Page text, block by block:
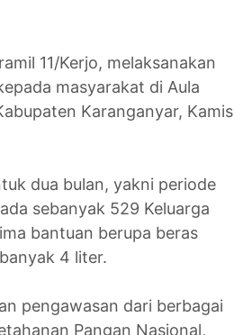
11/Kerjo, melaksanakan
masyarakat di Aula
Karanganyar, Kamis
dua bulan, yakni periode
sebanyak 529 Keluarga
bantuan berupa beras
4 liter.
pengawasan dari berbagai
Pangan Nasional,